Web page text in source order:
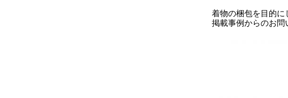
着物の梱包を目的に
掲載事例からのお問